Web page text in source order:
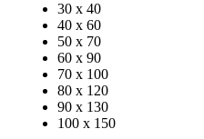
30 x 40
40 x 60
50 x 70
60 x 90
70 x 100
80 x 120
90 x 130
100 x 150